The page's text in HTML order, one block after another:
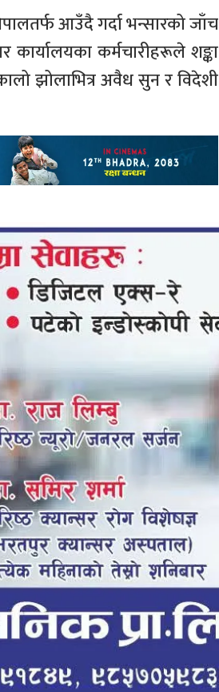
आउँदै गर्दा भन्सारको जाँच
कार्यालयका कर्मचारीहरूले शङ्का
झोलाभित्र अवैध सुन र विदेशी